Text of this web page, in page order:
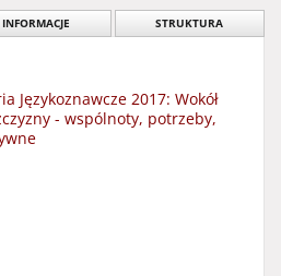
INFORMACJE STRUKTURA
Językoznawcze 2017: Wokół
- wspólnoty, potrzeby,